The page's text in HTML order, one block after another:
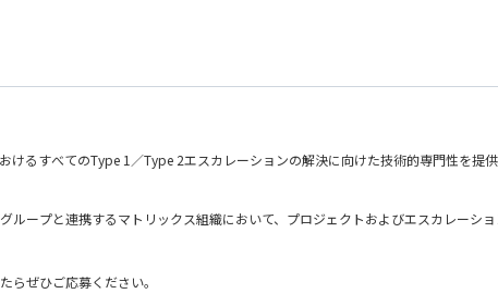
ミュニケーションをとれる方
）
などの業務経験をお持ちの方尚可
けるすべてのType 1／Type 2エスカレーションの解決に向けた技術的専門性を提
ループと連携するマトリックス組織において、プロジェクトおよびエスカレーシ
課題の解決を推進する。
業務を遂行できるセルフスターターであること。
らぜひご応募ください。